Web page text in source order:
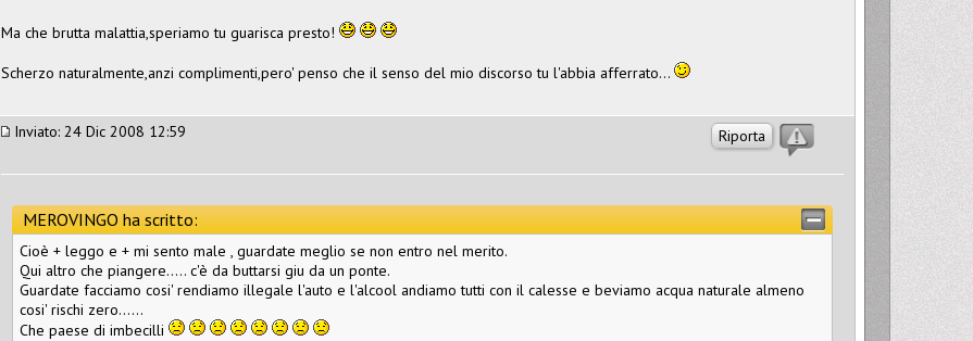
Ma che brutta malattia,speriamo tu guarisca presto!
Scherzo naturalmente,anzi complimenti,pero' penso che il senso del mio discorso tu l'abbia afferrato...
Riporta
Inviato: 24 Dic 2008 12:59
MEROVINGO ha scritto:
Cioè + leggo e + mi sento male , guardate meglio se non entro nel merito.
Qui altro che piangere..... c'è da buttarsi giu da un ponte.
Guardate facciamo cosi' rendiamo illegale l'auto e l'alcool andiamo tutti con il calesse e beviamo acqua naturale almeno
cosi' rischi zero......
Che paese di imbecilli